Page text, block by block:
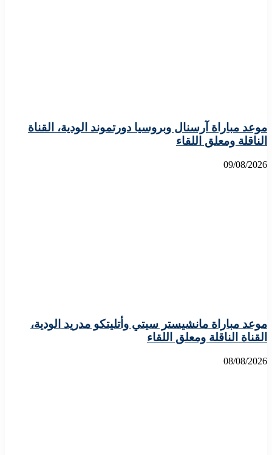
موعد مباراة آرسنال وبروسيا دورتموند الودية، القناة
الناقلة ومعلق اللقاء
09/08/2026
موعد مباراة مانشيستر سيتي وأتليتكو مدريد الودية،
القناة الناقلة ومعلق اللقاء
08/08/2026